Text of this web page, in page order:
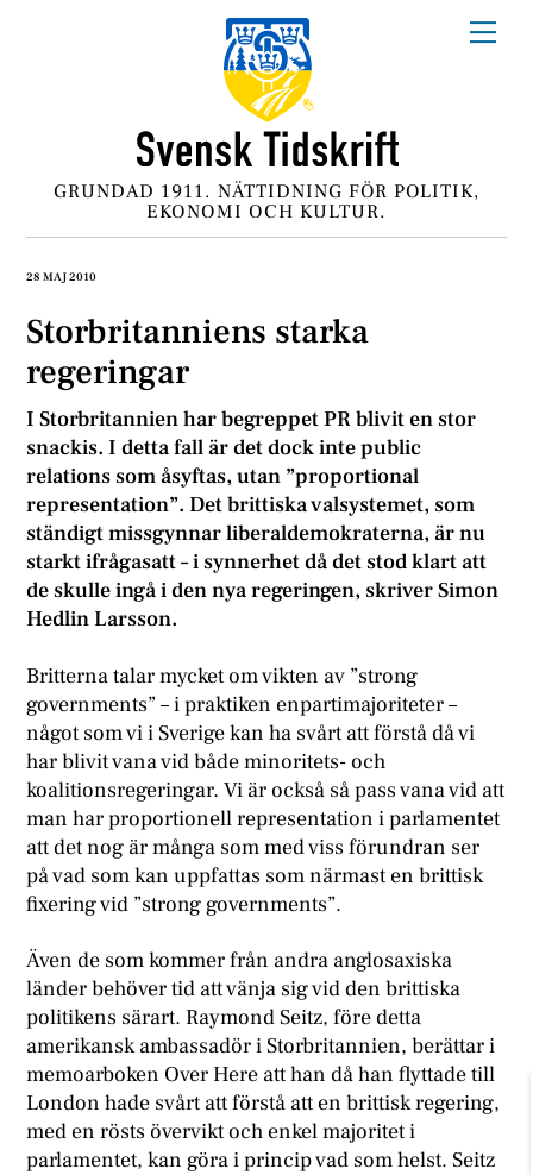
GRUNDAD 1911. NÄTTIDNING FÖR POLITIK,
EKONOMI OCH KULTUR.
28 MAJ 2010
Storbritanniens starka
regeringar
I Storbritannien har begreppet PR blivit en stor
snackis. I detta fall är det dock inte public
relations som åsyftas, utan ”proportional
representation”. Det brittiska valsystemet, som
ständigt missgynnar liberaldemokraterna, är nu
starkt ifrågasatt – i synnerhet då det stod klart att
de skulle ingå i den nya regeringen, skriver Simon
Hedlin Larsson.
Britterna talar mycket om vikten av ”strong
governments” – i praktiken enpartimajoriteter –
något som vi i Sverige kan ha svårt att förstå då vi
har blivit vana vid både minoritets- och
koalitionsregeringar. Vi är också så pass vana vid att
man har proportionell representation i parlamentet
att det nog är många som med viss förundran ser
på vad som kan uppfattas som närmast en brittisk
fixering vid ”strong governments”.
Även de som kommer från andra anglosaxiska
länder behöver tid att vänja sig vid den brittiska
politikens särart. Raymond Seitz, före detta
amerikansk ambassadör i Storbritannien, berättar i
memoarboken Over Here att han då han flyttade till
London hade svårt att förstå att en brittisk regering,
med en rösts övervikt och enkel majoritet i
parlamentet, kan göra i princip vad som helst. Seitz